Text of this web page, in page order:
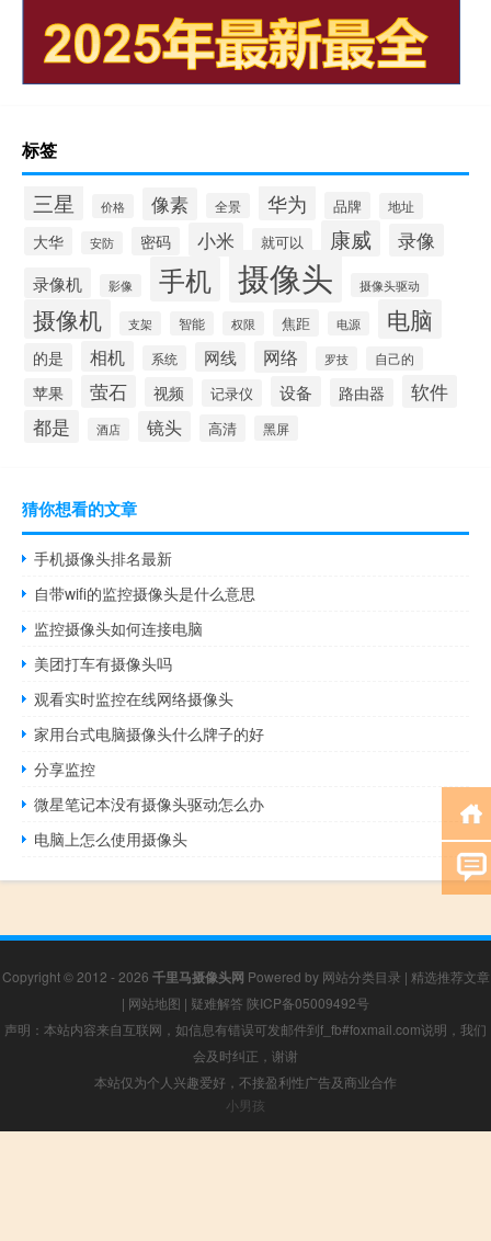
标签
三星 价格 像素 全景 华为 品牌 地址
大华 安防 密码 小米 就可以 康威 录像
录像机 影像 手机 摄像头 摄像头驱动
摄像机 支架 智能 权限 焦距 电源 电脑
的是 相机 系统 网线 网络 罗技 自己的
苹果 萤石 视频 记录仪 设备 路由器
软件
都是
酒店 镜头 高清 黑屏
猜你想看的文章
手机摄像头排名最新
自带wifi的监控摄像头是什么意思
监控摄像头如何连接电脑
美团打车有摄像头吗
观看实时监控在线网络摄像头
家用台式电脑摄像头什么牌子的好
分享监控
微星笔记本没有摄像头驱动怎么办
电脑上怎么使用摄像头
Copyright © 2012 - 2026 千里马摄像头网 Powered by 网站分类目录 | 精选推荐文章
| 网站地图 | 疑难解答 陕ICP备05009492号
声明：本站内容来自互联网，如信息有错误可发邮件到f_fb#foxmail.com说明，我们
会及时纠正，谢谢
本站仅为个人兴趣爱好，不接盈利性广告及商业合作
小男孩